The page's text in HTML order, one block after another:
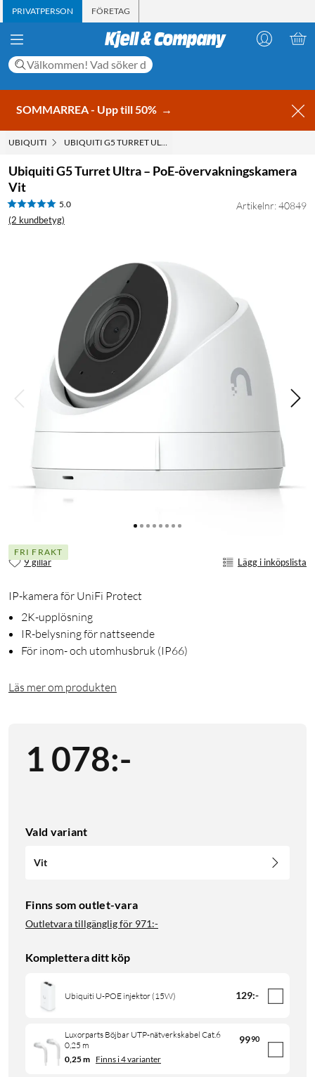
PRIVATPERSON FÖRETAG
SOMMARREA - Upp till 50% →
UBIQUITI UBIQUITI G5 TURRET ULTRA – POE-ÖVERVAKNINGSKAMERA
Ubiquiti G5 Turret Ultra – PoE-övervakningskamera
Vit
5.0
(2 kundbetyg)
Artikelnr: 40849
FRI FRAKT
9 gillar Lägg i inköpslista
IP-kamera för UniFi Protect
2K-upplösning
IR-belysning för nattseende
För inom- och utomhusbruk (IP66)
Läs mer om produkten
1 078:-
Vald variant
Vit
Finns som outlet-vara
Outletvara tillgänglig för 971:-
Komplettera ditt köp
Ubiquiti U-POE injektor (15W) 129:-
Luxorparts Böjbar UTP-nätverkskabel Cat.6
0,25 m
9990
0,25 m Finns i 4 varianter